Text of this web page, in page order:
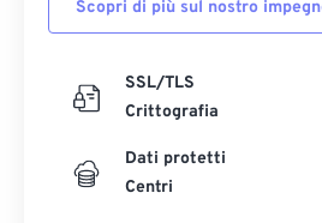
Scopri di più sul nostro
SSL/TLS
Crittografia
Dati protetti
Centri